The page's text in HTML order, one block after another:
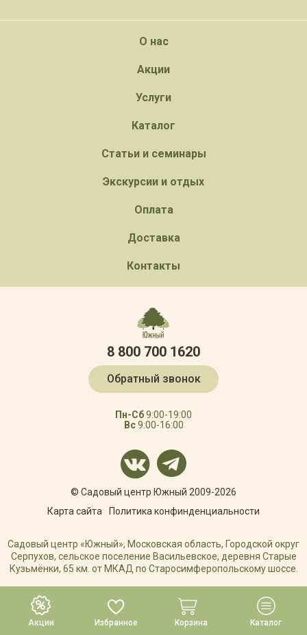
Акции Избранное Корзина Каталог
О нас
Акции
Услуги
Каталог
Статьи и семинары
Экскурсии и отдых
Оплата
Доставка
Контакты
8 800 700 1620
Обратный звонок
Пн-Сб9:00-19:00
Вс9:00-16:00
© Садовый центр Южный 2009-2026
Карта сайта
Политика конфинденциальности
Садовый центр «Южный», Московская область, Городской округ
Серпухов, сельское поселение Васильевское, деревня Старые
Кузьмёнки, 65 км. от МКАД по Старосимферопольскому шоссе.
РАЗРАБОТКА САЙТА